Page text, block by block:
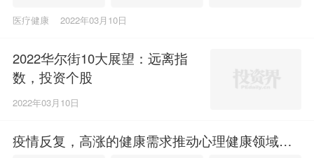
医疗健康 2022年03月10日
2022华尔街10大展望：远离指
数，投资个股
2022年03月10日
疫情反复，高涨的健康需求推动心理健康领域投